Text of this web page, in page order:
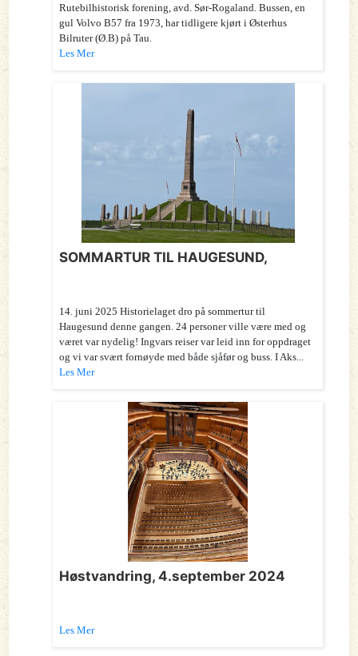
Rutebilhistorisk forening, avd. Sør-Rogaland. Bussen, en
gul Volvo B57 fra 1973, har tidligere kjørt i Østerhus
Bilruter (Ø.B) på Tau.
Les Mer
SOMMARTUR TIL HAUGESUND,
14. juni 2025 Historielaget dro på sommertur til
Haugesund denne gangen. 24 personer ville være med og
været var nydelig! Ingvars reiser var leid inn for oppdraget
og vi var svært fornøyde med både sjåfør og buss. I Aks...
Les Mer
Høstvandring, 4.september 2024
Les Mer